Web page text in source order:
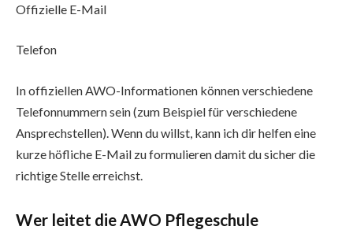
Offizielle E-Mail
Telefon
In offiziellen AWO-Informationen können verschiedene
Telefonnummern sein (zum Beispiel für verschiedene
Ansprechstellen). Wenn du willst, kann ich dir helfen eine
kurze höfliche E-Mail zu formulieren damit du sicher die
richtige Stelle erreichst.
Wer leitet die AWO Pflegeschule